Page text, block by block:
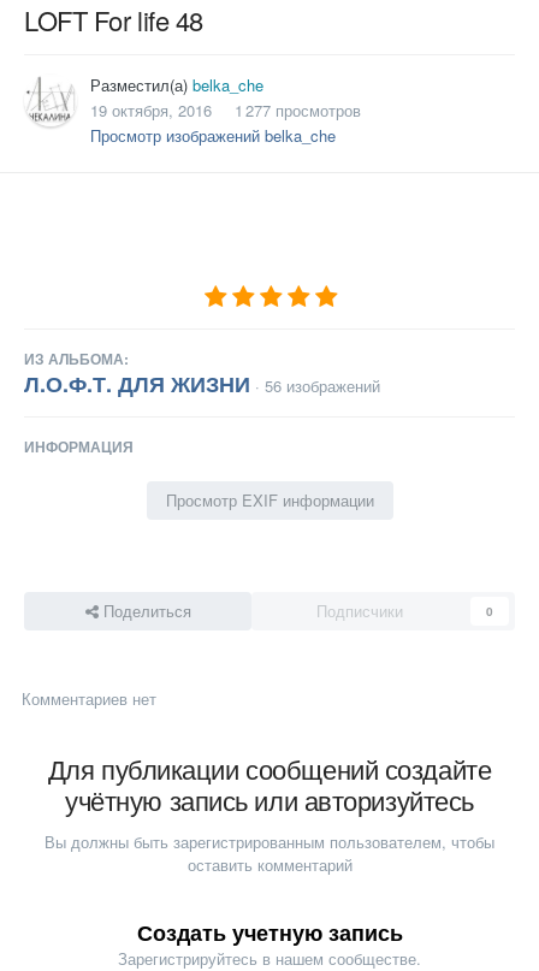
LOFT For life 48
Разместил(а) belka_che
19 октября, 2016
1 277 просмотров
Просмотр изображений belka_che
ИЗ АЛЬБОМА:
Л.О.Ф.Т. ДЛЯ ЖИЗНИ · 56 изображений
ИНФОРМАЦИЯ
Просмотр EXIF информации
Поделиться Подписчики 0
Комментариев нет
Для публикации сообщений создайте
учётную запись или авторизуйтесь
Вы должны быть зарегистрированным пользователем, чтобы
оставить комментарий
Создать учетную запись
Зарегистрируйтесь в нашем сообществе.